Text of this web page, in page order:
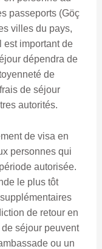
passeports (Göç
villes du pays,
est important de
dépendra de
de
de séjour
autorités.
de visa en
personnes qui
autorisée.
le plus tôt
de retour en
séjour peuvent
ou un